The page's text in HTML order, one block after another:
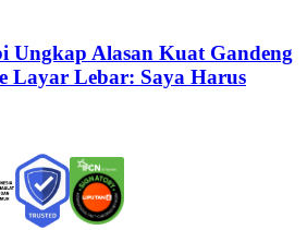
Ungkap Alasan Kuat Gandeng
Layar Lebar: Saya Harus